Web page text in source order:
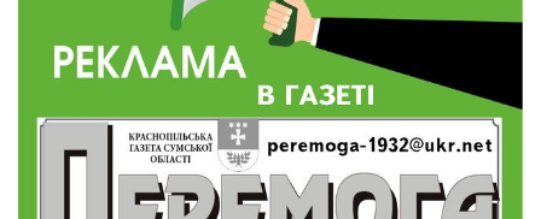
490 пацієнтів та 15 відвіданих сіл: МБФ
«Альянс громадського здоров’я» підбив
підсумки роботи мобільних клінік у Сумській
області
12:24
23 лип
Покинув безпечне життя за кордоном, щоб
захистити рідну землю: пам’яті Сергія
Балабаєнка (ВІДЕО)